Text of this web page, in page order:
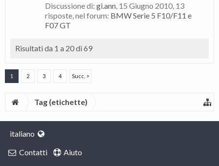
Discussione di: gi.ann, 15 Giugno 2010, 13
risposte, nel forum: BMW Serie 5 F10/F11 e
F07 GT
Risultati da 1 a 20 di 69
1 2 3 4 Succ. >
Tag (etichette)
italiano
Contatti
Aiuto